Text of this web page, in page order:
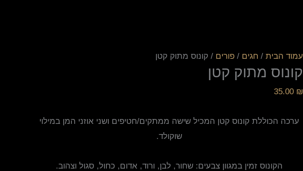
עמוד הבית / חגים / פורים / קונוס מתוק קטן
קונוס מתוק קטן
35.00 ₪
ערכה הכוללת קונוס קטן המכיל שישה ממתקים/חטיפים ושני אוזני המן במילוי
שוקולד.
הקונוס זמין במגוון צבעים: שחור, לבן, ורוד, אדום, כחול, סגול וצהוב.